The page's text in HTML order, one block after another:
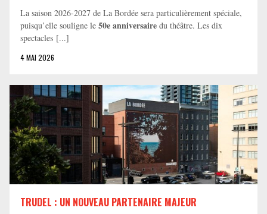
La saison 2026-2027 de La Bordée sera particulièrement spéciale,
puisqu’elle souligne le 50e anniversaire du théâtre. Les dix
spectacles [...]
4 MAI 2026
TRUDEL : UN NOUVEAU PARTENAIRE MAJEUR